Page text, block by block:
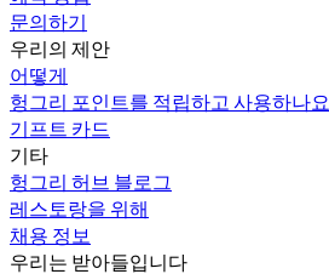
문의하기
우리의 제안
어떻게
헝그리 포인트를 적립하고 사용하나요
기프트 카드
기타
헝그리 허브 블로그
레스토랑을 위해
채용 정보
우리는 받아들입니다